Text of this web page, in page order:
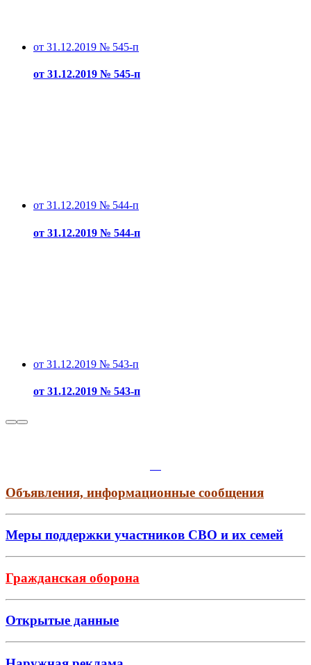
от 31.12.2019 № 545-п
от 31.12.2019 № 545-п
от 31.12.2019 № 544-п
от 31.12.2019 № 544-п
от 31.12.2019 № 543-п
от 31.12.2019 № 543-п
Объявления, информационные сообщения
Меры поддержки участников СВО и их семей
Гражданская оборона
Открытые данные